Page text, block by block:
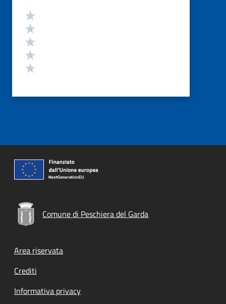
Valutazione
Comune di Peschiera del Garda
Footer menu
Area riservata
Crediti
Informativa privacy